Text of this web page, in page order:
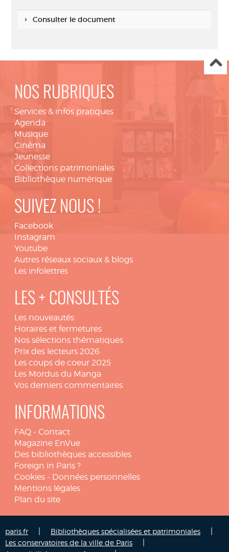
Consulter le document
NOS RUBRIQUES
Services & infos pratiques
Agenda
Musique
Cinéma
Jeunesse
Collections patrimoniales
Bibliothèque numérique
SUIVEZ NOUS !
Facebook
Instagram
Youtube
Autres réseaux sociaux & blogs
Les infolettres
LES + CONSULTÉS
Les nouveautés
Horaires et fermetures
Nos sélections thématiques
Prix des lecteurs 2026
Les coups de coeur 2025
Les Mordus du Manga
Vos derniers commentaires
INFORMATIONS
FAQ - Contact
Magazine EnVue
Des bibliothèques accessibles
Foreign in Paris ?
Cookies - Données personnelles
Mentions légales
Plan du site
paris.fr Bibliothèques spécialisées et patrimoniales
Les conservatoires de la ville de Paris